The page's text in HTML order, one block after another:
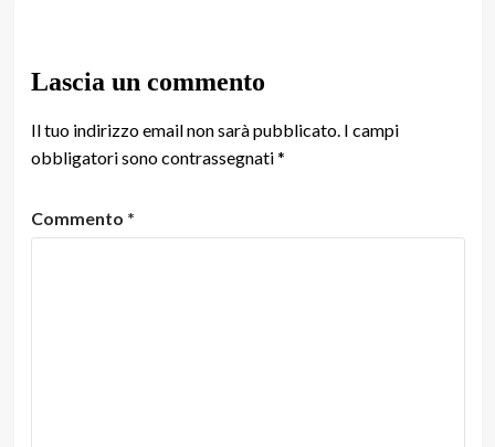
Lascia un commento
Il tuo indirizzo email non sarà pubblicato. I campi
obbligatori sono contrassegnati*
Commento *